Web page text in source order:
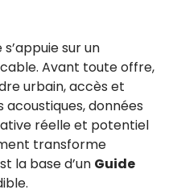
sur un
Avant toute offre,
urbain, accès et
données
réelle et potentiel
transforme
la base d’un Guide